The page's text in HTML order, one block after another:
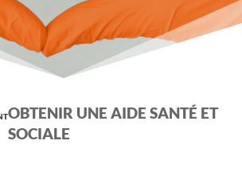
OBTENIR UNE AIDE SANTÉ ET
SOCIALE